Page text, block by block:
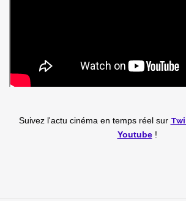
Suivez l'actu cinéma en temps réel sur
Youtube!